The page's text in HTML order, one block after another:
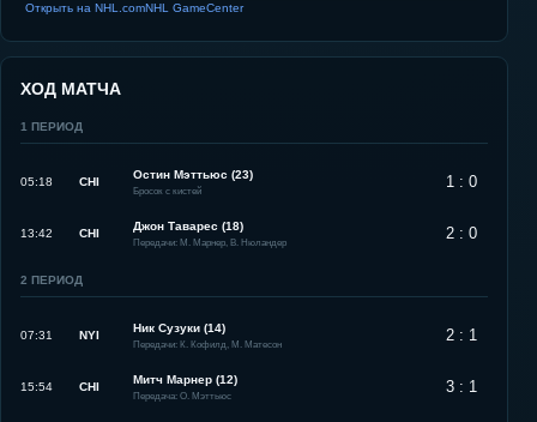
Открыть на NHL.comNHL GameCenter
ХОД МАТЧА
1 ПЕРИОД
05:18 CHI
Остин Мэттьюс (23)
Бросок с кистей 1 : 0
13:42 CHI
Джон Таварес (18)
Передачи: М. Марнер, В. Нюландер 2 : 0
2 ПЕРИОД
07:31 NYI
Ник Сузуки (14)
Передачи: К. Кофилд, М. Матесон 2 : 1
15:54 CHI
Митч Марнер (12)
Передача: О. Мэттьюс 3 : 1